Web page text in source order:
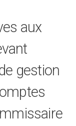
aux
gestion